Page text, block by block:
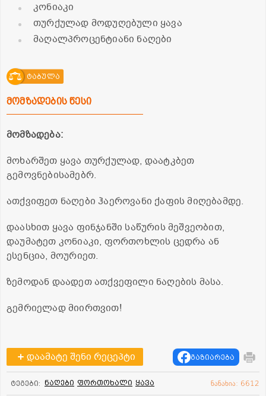
კონიაკი
თურქულად მოდუღებული ყავა
მაღალპროცენტიანი ნაღები
ტაბულა
მომზადების წესი
მომზადება:
მოხარშეთ ყავა თურქულად, დაატკბეთ
გემოვნებისამებრ.
ათქვიფეთ ნაღები ჰაეროვანი ქაფის მიღებამდე.
დაასხით ყავა ფინჯანში საწურის მეშვეობით,
დაუმატეთ კონიაკი, ფორთოხლის ცედრა ან
ესენცია, მოურიეთ.
ზემოდან დაადეთ ათქვეფილი ნაღების მასა.
გემრიელად მიირთვით!
დაამატე შენი რეცეპტი გაზიარება
ტეგები: ნაღები ფორთოხალი ყავა ნანახია: 6612